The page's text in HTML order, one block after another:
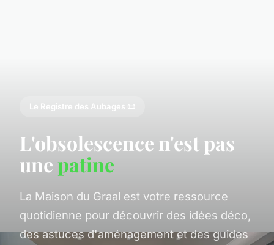
Le Registre des Aubages 📜
L'obsolescence n'est pas
unepatine
La Maison du Graal est votre ressource
quotidienne pour découvrir des idées déco,
des astuces d'aménagement et des guides